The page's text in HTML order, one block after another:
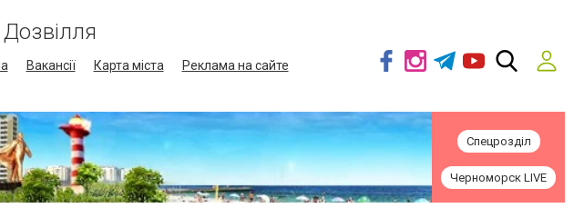
Дозвілля
Вакансії Карта міста
Реклама на сайте
Спецрозділ
Черноморск LIVE